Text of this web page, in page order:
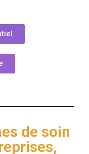
de soin